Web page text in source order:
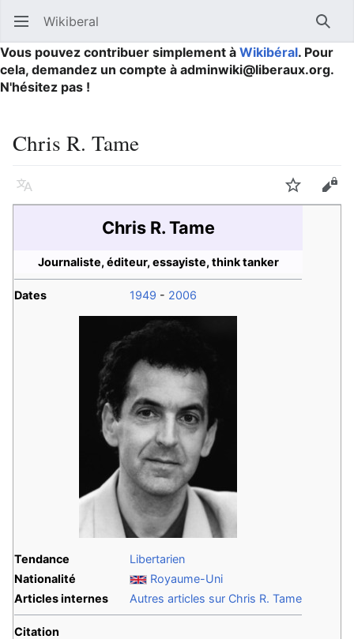
Ouvrir le menu principal Wikiberal
Vous pouvez contribuer simplement à Wikibéral. Pour
cela, demandez un compte à adminwiki@liberaux.org.
N'hésitez pas !
Chris R. Tame
Langue Suivre
Chris R. Tame
Journaliste, éditeur, essayiste, think tanker
Dates 1949 - 2006
Tendance
Libertarien
Nationalité
Royaume-Uni
Articles internes
Autres articles sur Chris R. Tame
Citation